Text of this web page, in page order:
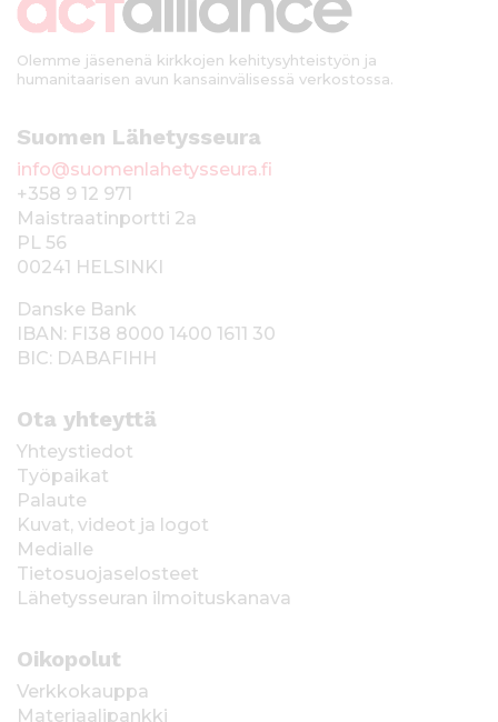
Olemme jäsenenä kirkkojen kehitysyhteistyön ja
humanitaarisen avun kansainvälisessä verkostossa.
Suomen Lähetysseura
info@suomenlahetysseura.fi
+358 9 12 971
Maistraatinportti 2a
PL 56
00241 HELSINKI
Danske Bank
IBAN: FI38 8000 1400 1611 30
BIC: DABAFIHH
Ota yhteyttä
Yhteystiedot
Työpaikat
Palaute
Kuvat, videot ja logot
Medialle
Tietosuojaselosteet
Lähetysseuran ilmoituskanava
Oikopolut
Verkkokauppa
Materiaalipankki